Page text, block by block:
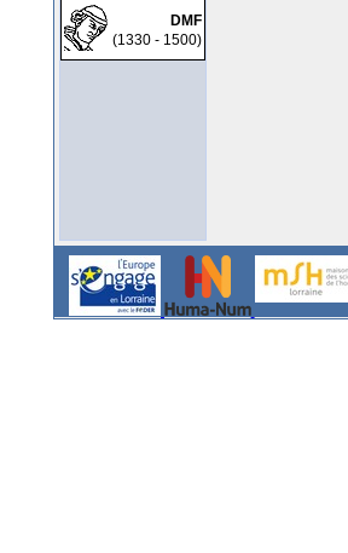
DMF
(1330 - 1500)